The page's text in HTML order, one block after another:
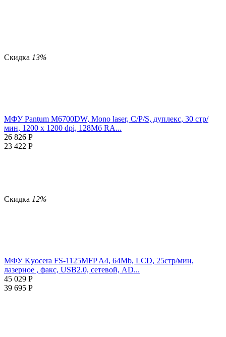
Скидка 13%
МФУ Pantum M6700DW, Mono laser, C/P/S, дуплекс, 30 стр/
мин, 1200 x 1200 dpi, 128Мб RA...
26 826 Р
23 422 Р
Скидка 12%
МФУ Kyocera FS-1125MFP A4, 64Mb, LCD, 25стр/мин,
лазерное , факс, USB2.0, сетевой, AD...
45 029 Р
39 695 Р